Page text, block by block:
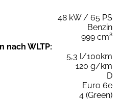
48 kW / 65 PS
Benzin
999 cm³
nach WLTP:
5,3 l/100km
120 g/km
D
Euro 6e
4 (Green)